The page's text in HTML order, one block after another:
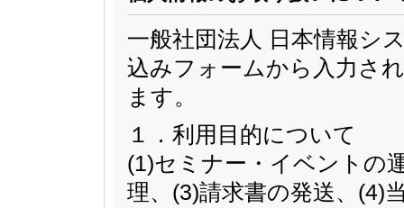
一般社団法人 日本情報シ
込みフォームから入力さ
ます。
１．利用目的について
(1)セミナー・イベントの
理、(3)請求書の発送、(4)